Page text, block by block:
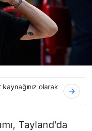
olarak
Tayland'da